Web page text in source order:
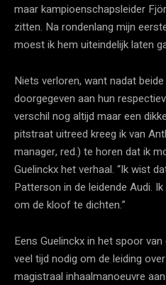
maar kampioenschapsleider
zitten. Na rondenlang mijn
moest ik hem uiteindelijk laten
Niets verloren, want nadat
doorgegeven aan hun
verschil nog altijd maar een
pitstraat uitreed kreeg ik van
manager, red.) te horen dat ik
Guelinckx het verhaal. “Ik wist
Patterson in de leidende Audi.
om de kloof te dichten.”
Eens Guelinckx in het spoor
veel tijd nodig om de leiding
magistraal inhaalmanoeuvre